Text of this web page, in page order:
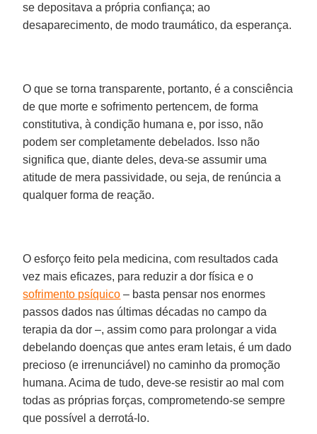
se depositava a própria confiança; ao
desaparecimento, de modo traumático, da esperança.
O que se torna transparente, portanto, é a consciência
de que morte e sofrimento pertencem, de forma
constitutiva, à condição humana e, por isso, não
podem ser completamente debelados. Isso não
significa que, diante deles, deva-se assumir uma
atitude de mera passividade, ou seja, de renúncia a
qualquer forma de reação.
O esforço feito pela medicina, com resultados cada
vez mais eficazes, para reduzir a dor física e o
sofrimento psíquico – basta pensar nos enormes
passos dados nas últimas décadas no campo da
terapia da dor –, assim como para prolongar a vida
debelando doenças que antes eram letais, é um dado
precioso (e irrenunciável) no caminho da promoção
humana. Acima de tudo, deve-se resistir ao mal com
todas as próprias forças, comprometendo-se sempre
que possível a derrotá-lo.